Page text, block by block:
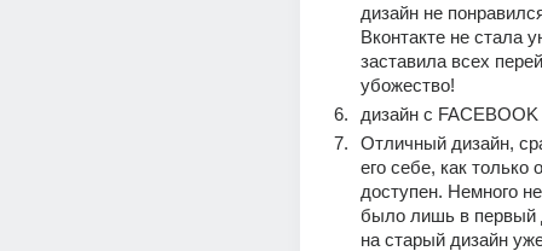
дизайн не
Вконтакте не стала
заставила всех
убожество!
дизайн с FACEBOOK
Отличный дизайн,
его себе, как только
доступен. Немного
было лишь в первый
на старый дизайн